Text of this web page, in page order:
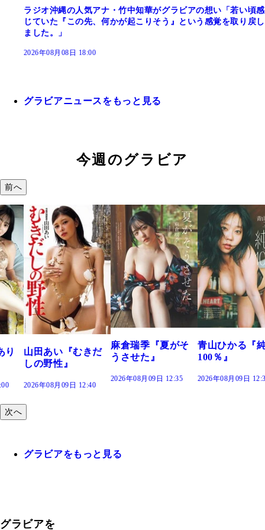
ラジオ沖縄の人気アナ・竹中知華がグラビアの想い「若い頃感
じていた『この先、何かが起こりそう』という感覚を取り戻し
ました。」
2026年08月08日 18:00
グラビアニュースをもっと見る
今週のグラビア
前へ
だ
麻倉瑞季『夏がそ
うさせた』
青山ひかる『純度
100％』
2026年08月09日 12:30
溝端 葵『も
つの、あお
で。』
2026年08月09日
次へ
グラビアをもっと見る
グラビアを